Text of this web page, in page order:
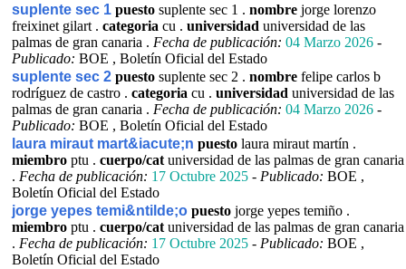
suplente sec 1 puesto suplente sec 1 . nombre jorge lorenzo
freixinet gilart . categoria cu . universidad universidad de las
palmas de gran canaria . Fecha de publicación: 04 Marzo 2026 -
Publicado: BOE , Boletín Oficial del Estado
suplente sec 2 puesto suplente sec 2 . nombre felipe carlos b
rodríguez de castro . categoria cu . universidad universidad de las
palmas de gran canaria . Fecha de publicación: 04 Marzo 2026 -
Publicado: BOE , Boletín Oficial del Estado
laura miraut mart&iacute;n puesto laura miraut martín .
miembro ptu . cuerpo/cat universidad de las palmas de gran canaria
. Fecha de publicación: 17 Octubre 2025 - Publicado: BOE ,
Boletín Oficial del Estado
jorge yepes temi&ntilde;o puesto jorge yepes temiño .
miembro ptu . cuerpo/cat universidad de las palmas de gran canaria
. Fecha de publicación: 17 Octubre 2025 - Publicado: BOE ,
Boletín Oficial del Estado